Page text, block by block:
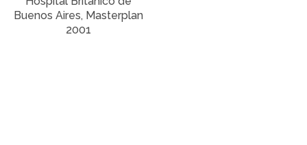
Buenos Aires, Masterplan
2001